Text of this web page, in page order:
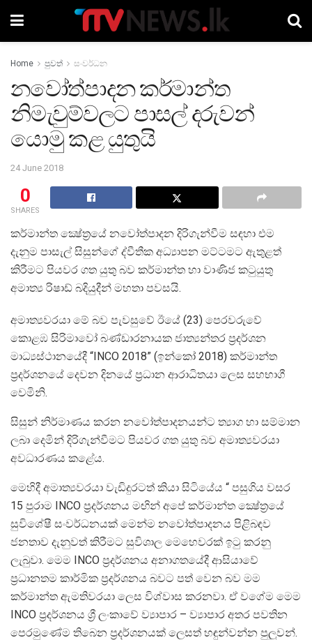
Home පුවත් සංවර්ධන
නවෝත්පාදන කර්මාන්ත
නිමැවුම්වලට පාසල් දරුවන්
යොමු කළ යුතුයි
24 June 2018
0
SHARES
කර්මාන්ත ක්‍ෂේත්‍රයේ නවෝත්පාදන දිරිගැන්වීම සඳහා එම
දැනුම පාසැල් සිසුන්ගේ ද්වීතීක අධ්‍යාපන මට්ටමට ඇතුළත්
කිරීමට පියවර ගත යුතු බව කර්මාන්ත හා වාණිජ කටුයුතු
අමාත්‍ය රිෂාඩ් බදියුදීන් මහතා පවසයි.
අමාත්‍යවරයා මේ බව පැවසුවේ ඊයේ (23) පෙරවරුවේ
කොළඹ සිරිමාවෝ බණ්ඩාරනායක ජාත්‍යන්තර ප්‍රදර්ශන
මාධ්‍යස්ථානයේදී “INCO 2018” (ඉන්කෝ 2018) කර්මාන්ත
ප්‍රදර්ශනයේ දෙවන දිනයේ ප්‍රධාන ආරාධිතයා ලෙස සහභාගී
වෙමිනි.
සිසුන් නිර්මාණය කරන නවෝත්පාදනයන්ට ත්‍යාග හා සම්මාන
ලබා දෙමින් දිරිගැන්වීමට පියවර ගත යුතු බව අමාත්‍යවරයා
අවධාරණය කළේය.
මෙහිදී අමාත්‍යවරයා වැඩිදුරටත් කියා සිටියේය “ පසුගිය වසර
15 පුරාම INCO ප්‍රදර්ශනය මඟින් අපේ කර්මාන්ත ක්‍ෂේත්‍රයේ
සුවිශේෂී සංවර්ධනයක් මෙන්ම නවෝත්පාදනය පිළිබඳව
ජනතාව දැනුවත් කිරීමට සුවිශාල මෙහෙවරක් ඉටු කරනු
ලැබුවා. මෙම INCO ප්‍රදර්ශනය අනාගතයේදී ආසියාවේ
ප්‍රධානතම කාර්මික ප්‍රදර්ශනය බවට පත් වෙන බව මම
කර්මාන්ත ඇමතිවරයා ලෙස විශ්වාස කරනවා. ඒ වගේම මෙම
INCO ප්‍රදර්ශනය ශ්‍රී ලංකාවේ ව්‍යාපාර – ව්‍යාපාර අතර පවතින
පෙරමුණේම තිබෙන ප්‍රදර්ශනයක් ලෙසත් හඳුන්වන්න පුලුවන්.